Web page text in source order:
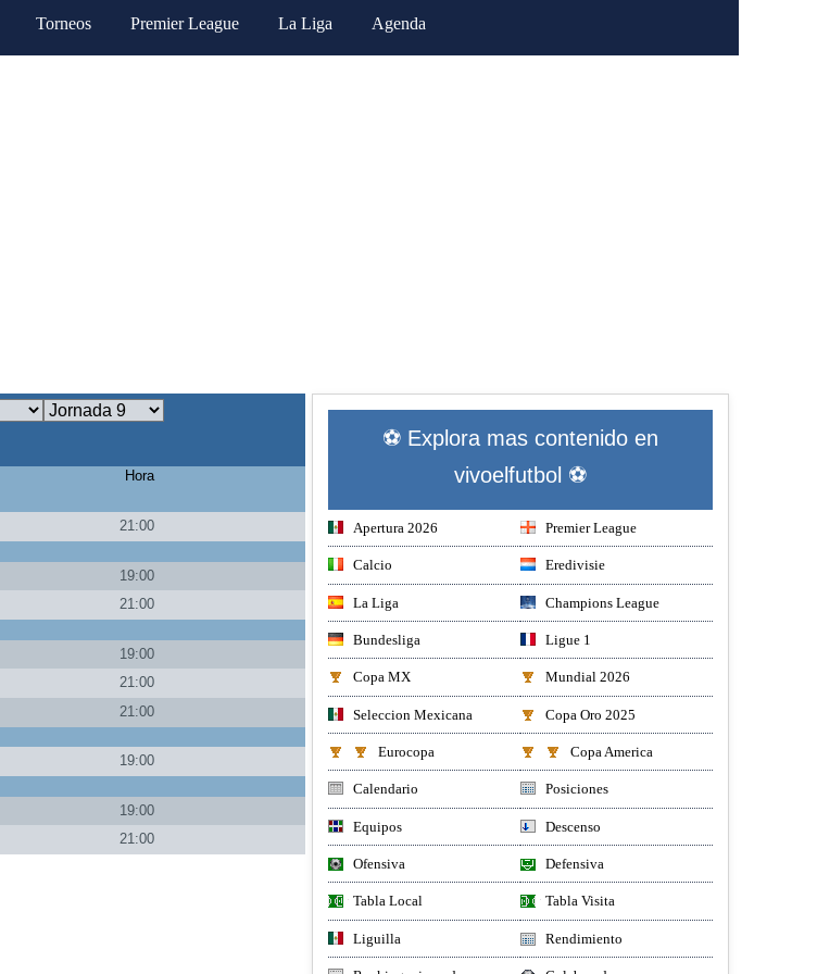
Torneos Premier League La Liga Agenda
Hora
21:00
19:00
21:00
19:00
21:00
21:00
19:00
19:00
21:00
⚽ Explora mas contenido en
vivoelfutbol ⚽
Apertura 2026 Premier League
Calcio Eredivisie
La Liga Champions League
Bundesliga Ligue 1
Copa MX Mundial 2026
Seleccion Mexicana Copa Oro 2025
Eurocopa Copa America
Calendario Posiciones
Equipos Descenso
Ofensiva Defensiva
Tabla Local Tabla Visita
Liguilla Rendimiento